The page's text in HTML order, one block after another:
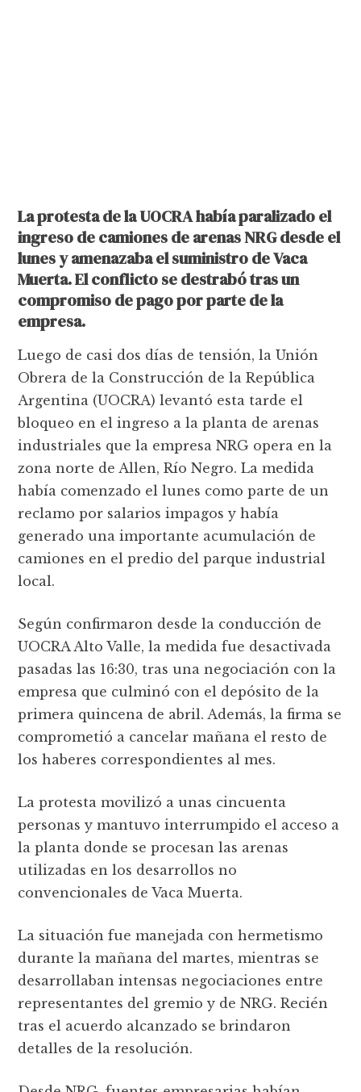
La protesta de la UOCRA había paralizado el
ingreso de camiones de arenas NRG desde el
lunes y amenazaba el suministro de Vaca
Muerta. El conflicto se destrabó tras un
compromiso de pago por parte de la
empresa.
Luego de casi dos días de tensión, la Unión
Obrera de la Construcción de la República
Argentina (UOCRA) levantó esta tarde el
bloqueo en el ingreso a la planta de arenas
industriales que la empresa NRG opera en la
zona norte de Allen, Río Negro. La medida
había comenzado el lunes como parte de un
reclamo por salarios impagos y había
generado una importante acumulación de
camiones en el predio del parque industrial
local.
Según confirmaron desde la conducción de
UOCRA Alto Valle, la medida fue desactivada
pasadas las 16:30, tras una negociación con la
empresa que culminó con el depósito de la
primera quincena de abril. Además, la firma se
comprometió a cancelar mañana el resto de
los haberes correspondientes al mes.
La protesta movilizó a unas cincuenta
personas y mantuvo interrumpido el acceso a
la planta donde se procesan las arenas
utilizadas en los desarrollos no
convencionales de Vaca Muerta.
La situación fue manejada con hermetismo
durante la mañana del martes, mientras se
desarrollaban intensas negociaciones entre
representantes del gremio y de NRG. Recién
tras el acuerdo alcanzado se brindaron
detalles de la resolución.